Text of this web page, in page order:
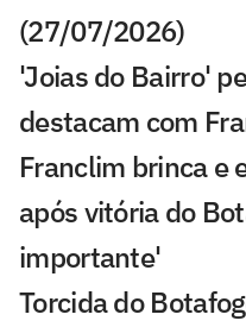
(27/07/2026)
'Joias do Bairro'
destacam com
Franclim brinca e
após vitória do
importante'
Torcida do